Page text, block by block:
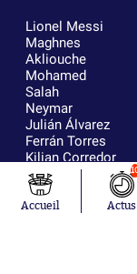
Lionel Messi
Maghnes
Akliouche
Mohamed
Salah
Neymar
Julián Álvarez
Ferrán Torres
Kilian Corredor
Franco
Mastantuono
Orel Mangala
Accueil Actus